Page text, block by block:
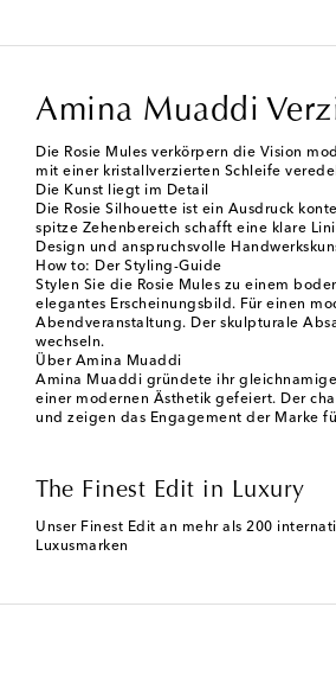
Amina Muaddi
Die Rosie Mules verkörpern die Vision
mit einer kristallverzierten Schleife
Die Kunst liegt im Detail
Die Rosie Silhouette ist ein Ausdruck
spitze Zehenbereich schafft eine klare
Design und anspruchsvolle
How to: Der Styling-Guide
Stylen Sie die Rosie Mules zu einem
elegantes Erscheinungsbild. Für einen
Abendveranstaltung. Der skulpturale
wechseln.
Über Amina Muaddi
Amina Muaddi gründete ihr
einer modernen Ästhetik gefeiert. Der
und zeigen das Engagement der Marke
The Finest Edit in Luxury
Unser Finest Edit an mehr als 200
Luxusmarken